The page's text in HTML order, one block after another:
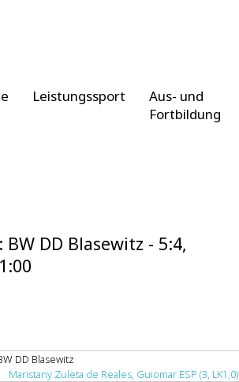
Leistungssport
Aus- und
Fortbildung
DD Blasewitz - 5:4,
DD Blasewitz
Maristany Zuleta de Reales, Guiomar ESP (3, LK1,0)